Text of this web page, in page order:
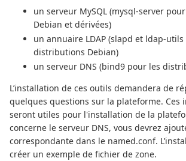
un serveur MySQL (mysql-server
Debian et dérivées)
un annuaire LDAP (slapd et ldap-
distributions Debian)
un serveur DNS (bind9 pour les
L’installation de ces outils demandera de
quelques questions sur la plateforme. Ces
seront utiles pour l'installation de la
concerne le serveur DNS, vous devrez
correspondante dans le named.conf.
créer un exemple de fichier de zone.